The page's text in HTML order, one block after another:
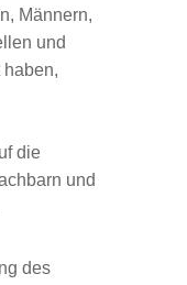
Männern,
und
die
und
des